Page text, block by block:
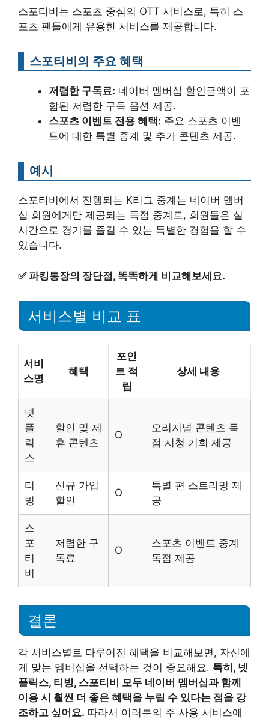
스포티비는 스포츠 중심의 OTT 서비스로, 특히 스
포츠 팬들에게 유용한 서비스를 제공합니다.
스포티비의 주요 혜택
저렴한 구독료: 네이버 멤버십 할인금액이 포
함된 저렴한 구독 옵션 제공.
스포츠 이벤트 전용 혜택: 주요 스포츠 이벤
트에 대한 특별 중계 및 추가 콘텐츠 제공.
예시
스포티비에서 진행되는 K리그 중계는 네이버 멤버
십 회원에게만 제공되는 독점 중계로, 회원들은 실
시간으로 경기를 즐길 수 있는 특별한 경험을 할 수
있습니다.
✅ 파킹통장의 장단점, 똑똑하게 비교해보세요.
서비스별 비교 표
서비
스명
혜택
포인
트 적
립
상세 내용
넷
플
릭
스
할인 및 제
휴 콘텐츠
O
오리지널 콘텐츠 독
점 시청 기회 제공
티
빙
신규 가입
할인
O
특별 편 스트리밍 제
공
스
포
티
비
저렴한 구
독료
O
스포츠 이벤트 중계
독점 제공
결론
각 서비스별로 다루어진 혜택을 비교해보면, 자신에
게 맞는 멤버십을 선택하는 것이 중요해요. 특히, 넷
플릭스, 티빙, 스포티비 모두 네이버 멤버십과 함께
이용 시 훨씬 더 좋은 혜택을 누릴 수 있다는 점을 강
조하고 싶어요. 따라서 여러분의 주 사용 서비스에